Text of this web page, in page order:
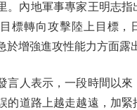
。內地軍事專家王明志指
標轉向攻擊陸上目標，
於增強進攻性能力方面露
人表示，一段時間以來
的道路上越走越遠，加緊